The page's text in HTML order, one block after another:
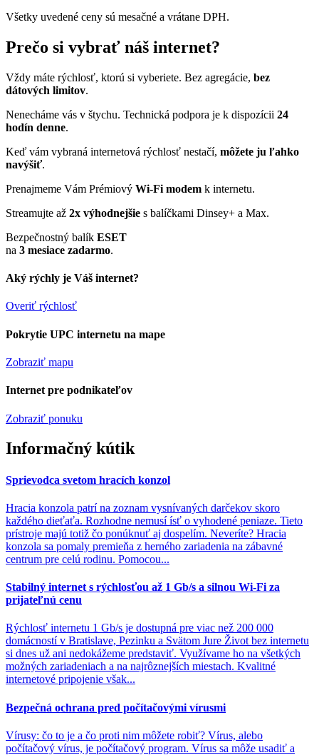
Všetky uvedené ceny sú mesačné a vrátane DPH.
Prečo si vybrať náš internet?
Vždy máte rýchlosť, ktorú si vyberiete. Bez agregácie, bez
dátových limitov.
Nenecháme vás v štychu. Technická podpora je k dispozícii 24
hodín denne.
Keď vám vybraná internetová rýchlosť nestačí, môžete ju ľahko
navýšiť.
Prenajmeme Vám Prémiový Wi-Fi modem k internetu.
Streamujte až 2x výhodnejšie s balíčkami Dinsey+ a Max.
Bezpečnostný balík ESET
na 3 mesiace zadarmo.
Aký rýchly je Váš internet?
Overiť rýchlosť
Pokrytie UPC internetu na mape
Zobraziť mapu
Internet pre podnikateľov
Zobraziť ponuku
Informačný kútik
Sprievodca svetom hracích konzol
Hracia konzola patrí na zoznam vysnívaných darčekov skoro
každého dieťaťa. Rozhodne nemusí ísť o vyhodené peniaze. Tieto
prístroje majú totiž čo ponúknuť aj dospelím. Neveríte? Hracia
konzola sa pomaly premieňa z herného zariadenia na zábavné
centrum pre celú rodinu. Pomocou...
Stabilný internet s rýchlosťou až 1 Gb/s a silnou Wi-Fi za
prijateľnú cenu
Rýchlosť internetu 1 Gb/s je dostupná pre viac než 200 000
domácností v Bratislave, Pezinku a Svätom Jure Život bez internetu
si dnes už ani nedokážeme predstaviť. Využívame ho na všetkých
možných zariadeniach a na najrôznejších miestach. Kvalitné
internetové pripojenie však...
Bezpečná ochrana pred počítačovými vírusmi
Vírusy: čo to je a čo proti nim môžete robiť? Vírus, alebo
počítačový vírus, je počítačový program. Vírus sa môže usadiť a